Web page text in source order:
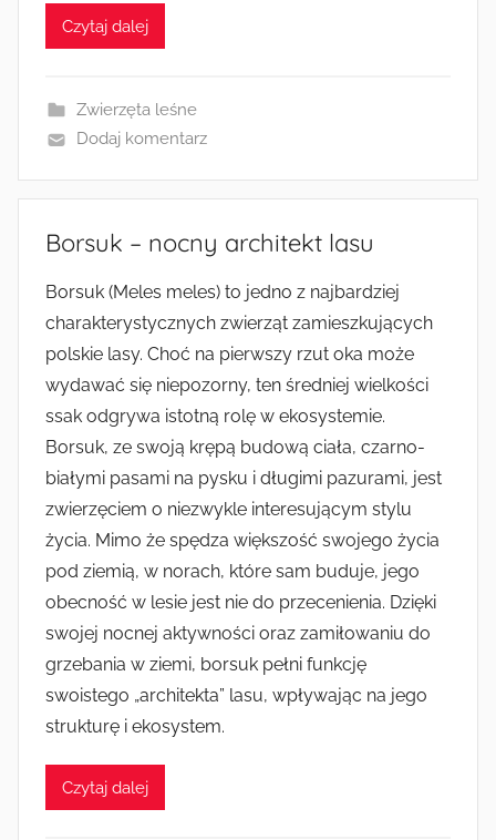
Czytaj dalej
Zwierzęta leśne
Dodaj komentarz
Borsuk – nocny architekt lasu
Borsuk (Meles meles) to jedno z najbardziej
charakterystycznych zwierząt zamieszkujących
polskie lasy. Choć na pierwszy rzut oka może
wydawać się niepozorny, ten średniej wielkości
ssak odgrywa istotną rolę w ekosystemie.
Borsuk, ze swoją krępą budową ciała, czarno-
białymi pasami na pysku i długimi pazurami, jest
zwierzęciem o niezwykle interesującym stylu
życia. Mimo że spędza większość swojego życia
pod ziemią, w norach, które sam buduje, jego
obecność w lesie jest nie do przecenienia. Dzięki
swojej nocnej aktywności oraz zamiłowaniu do
grzebania w ziemi, borsuk pełni funkcję
swoistego „architekta” lasu, wpływając na jego
strukturę i ekosystem.
Czytaj dalej